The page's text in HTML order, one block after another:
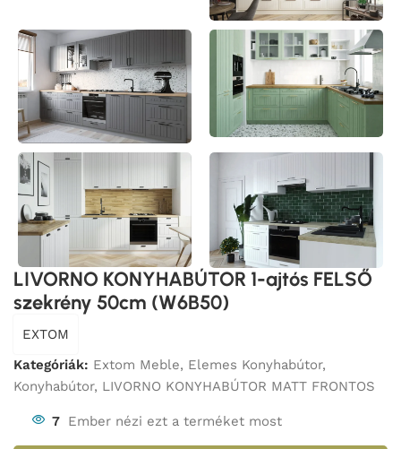
LIVORNO KONYHABÚTOR 1-ajtós FELSŐ
szekrény 50cm (W6B50)
EXTOM
Kategóriák: Extom Meble, Elemes Konyhabútor,
Konyhabútor, LIVORNO KONYHABÚTOR MATT FRONTOS
7 Ember nézi ezt a terméket most